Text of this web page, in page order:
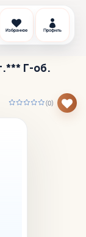
Избранное Профиль
Г-об.
(0)